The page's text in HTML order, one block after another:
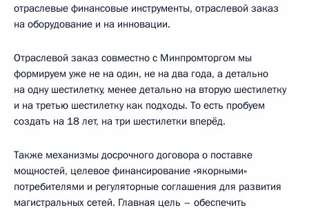
отраслевые финансовые инструменты, отраслевой заказ
на оборудование и на инновации.
Отраслевой заказ совместно с Минпромторгом мы
формируем уже не на один, не на два года, а детально
на одну шестилетку, менее детально на вторую шестилетку
и на третью шестилетку как подходы. То есть пробуем
создать на 18 лет, на три шестилетки вперёд.
Также механизмы досрочного договора о поставке
мощностей, целевое финансирование «якорными»
потребителями и регуляторные соглашения для развития
магистральных сетей. Главная цель – обеспечить